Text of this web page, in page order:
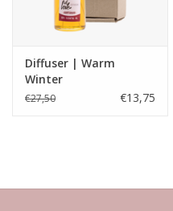
Blog
Diffuser | Warm
Winter
€27,50 €13,75